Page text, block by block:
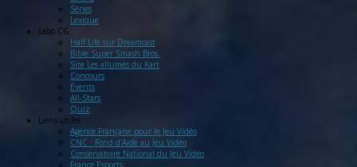
Séries
Lexique
Labo CG
Half Life sur Dreamcast
Bible Super Smash Bros.
Site Les allumés du Kart
Concours
Events
All-Stars
Quiz
Liens utiles
Agence Française pour le Jeu Vidéo
CNC : Fond d'Aide au Jeu Vidéo
Conservatoire National du Jeu Vidéo
France Esports